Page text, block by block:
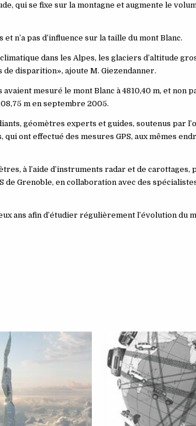
qui se fixe sur la montagne et augmente le
n’a pas d’influence sur la taille du mont Blanc.
dans les Alpes, les glaciers d’altitude
disparition», ajoute M. Giezendanner.
mesuré le mont Blanc à 4810,40 m, et non
m en septembre 2005.
géomètres experts et guides, soutenus par
ont effectué des mesures GPS, aux mêmes
à l’aide d’instruments radar et de carottages,
Grenoble, en collaboration avec des
ans afin d’étudier régulièrement l’évolution du